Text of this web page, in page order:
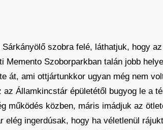
szobra felé, láthatjuk, hogy
Memento Szoborparkban talán jobb
át, ami ottjártunkkor ugyan még nem
az Államkincstár épületétől bugyog le a
működés közben, máris imádjuk az
elég ingerdúsak, hogy ha véletlenül